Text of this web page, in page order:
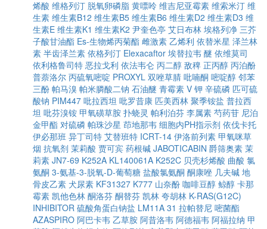
烯酸 维格列汀 脱氧卵磷脂 黄嘌呤 维吉尼亚霉素 维索米汀 维
生素 维生素B12 维生素B5 维生素B6 维生素D2 维生素D3 维
生素E 维生素K1 维生素K2 尹奎色亭 艾日布林 埃格列净 三芥
子酸甘油酯 Es-生物烯丙菊酯 雌激素 乙烯利 依替米星 泽兰林
素 半齿泽兰素 依格列汀 Elexacaftor 埃替拉韦 醚 依维莫司
依利格鲁司特 恶拉戈利 依法韦仑 丙二醇 敌稗 正丙醇 丙泊酚
普萘洛尔 丙硫氧嘧啶 PROXYL 双唑草腈 吡喃酮 嘧啶醇 邻苯
三酚 帕马溴 帕米膦酸二钠 石油醚 青霉素 V 钾 辛硫磷 匹可硫
酸钠 PIM447 吡拉西坦 吡罗昔康 匹美西林 聚季铵盐 普拉西
坦 吡芬溴铵 甲氧磺草胺 扑蛲灵 帕利泊芬 李属素 芍药苷 尼泊
金甲酯 对硫磷 帕珠沙星 茚地那韦 细胞内PH指示剂 依伐卡托
伊必那班 异丁司特 艾替班特 ICRT-14 伊洛前列素 甲氧咪草
烟 抗氧剂 茉莉酸 贾可宾 药根碱 JABOTICABIN 爵筛奥素 茉
莉素 JN7-69 K252A KL140061A K252C 贝壳杉烯酸 曲酸 氯
氨酮 3-氨基-3-脱氧-D-葡萄糖 盐酸氯氨酮 酮康唑 几夫碱 地
骨皮乙素 犬尿素 KF31327 K777 山奈酚 咖啡豆醇 鲸醇 卡那
霉素 凯他色林 酮洛芬 酮替芬 凯林 夸胡林 K-RAS(G12C)
INHIBITOR 硫酸角蛋白钠盐 LM11A 31 拉帕替尼 嘧菌酯
AZASPIRO 阿巴卡韦 乙草胺 阿昔洛韦 阿德福韦 阿福拉纳 甲